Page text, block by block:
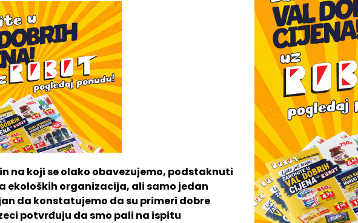
na koji se olako obavezujemo, podstaknuti
organizacija, ali samo jedan
da konstatujemo da su primeri dobre
potvrđuju da smo pali na ispitu